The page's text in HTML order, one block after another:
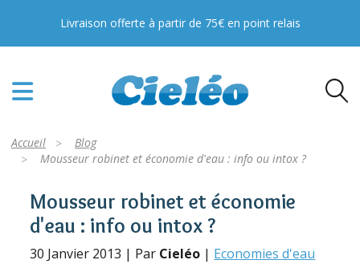
Livraison offerte à partir de 75€ en point relais
Accueil
Blog
Mousseur robinet et économie d'eau : info ou intox ?
Mousseur robinet et économie
d'eau : info ou intox ?
30 Janvier 2013 | Par Cieléo | Economies d'eau